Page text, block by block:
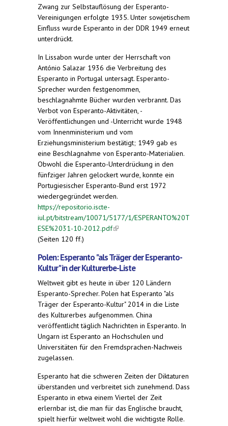
Zwang zur Selbstauflösung der Esperanto-
Vereinigungen erfolgte 1935. Unter sowjetischem
Einfluss wurde Esperanto in der DDR 1949 erneut
unterdrückt.
In Lissabon wurde unter der Herrschaft von
António Salazar 1936 die Verbreitung des
Esperanto in Portugal untersagt. Esperanto-
Sprecher wurden festgenommen,
beschlagnahmte Bücher wurden verbrannt. Das
Verbot von Esperanto-Aktivitäten, -
Veröffentlichungen und -Unterricht wurde 1948
vom Innenministerium und vom
Erziehungsministerium bestätigt; 1949 gab es
eine Beschlagnahme von Esperanto-Materialien.
Obwohl die Esperanto-Unterdrückung in den
fünfziger Jahren gelockert wurde, konnte ein
Portugiesischer Esperanto-Bund erst 1972
wiedergegründet werden.
https://repositorio.iscte-
iul.pt/bitstream/10071/5177/1/ESPERANTO%20T
ESE%2031-10-2012.pdf(link is external)
(Seiten 120 ff.)
Polen: Esperanto "als Träger der Esperanto-
Kultur" in der Kulturerbe-Liste
Weltweit gibt es heute in über 120 Ländern
Esperanto-Sprecher. Polen hat Esperanto "als
Träger der Esperanto-Kultur" 2014 in die Liste
des Kulturerbes aufgenommen. China
veröffentlicht täglich Nachrichten in Esperanto. In
Ungarn ist Esperanto an Hochschulen und
Universitäten für den Fremdsprachen-Nachweis
zugelassen.
Esperanto hat die schweren Zeiten der Diktaturen
überstanden und verbreitet sich zunehmend. Dass
Esperanto in etwa einem Viertel der Zeit
erlernbar ist, die man für das Englische braucht,
spielt hierfür weltweit wohl die wichtigste Rolle.